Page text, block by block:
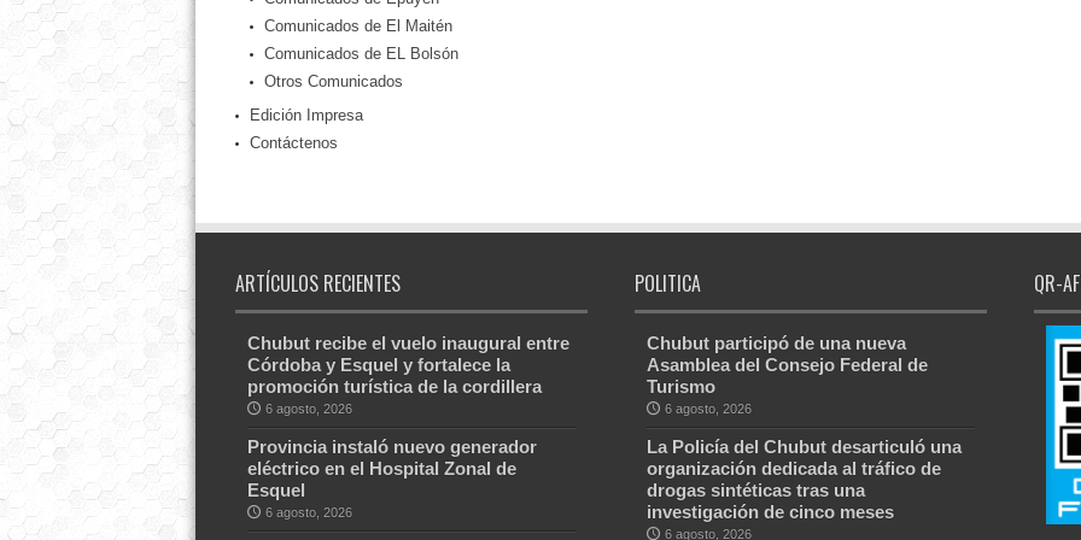
Comunicados de El Maitén
Comunicados de EL Bolsón
Otros Comunicados
Edición Impresa
Contáctenos
ARTÍCULOS RECIENTES
Chubut recibe el vuelo inaugural entre
Córdoba y Esquel y fortalece la
promoción turística de la cordillera
6 agosto, 2026
Provincia instaló nuevo generador
eléctrico en el Hospital Zonal de
Esquel
6 agosto, 2026
POLITICA
Chubut participó de una nueva
Asamblea del Consejo Federal de
Turismo
6 agosto, 2026
La Policía del Chubut desarticuló una
organización dedicada al tráfico de
drogas sintéticas tras una
investigación de cinco meses
6 agosto, 2026
QR-